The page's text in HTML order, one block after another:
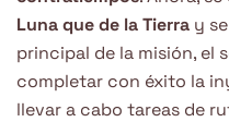
Luna que de la Tierra y
principal de la misión, el
completar con éxito la
llevar a cabo tareas de